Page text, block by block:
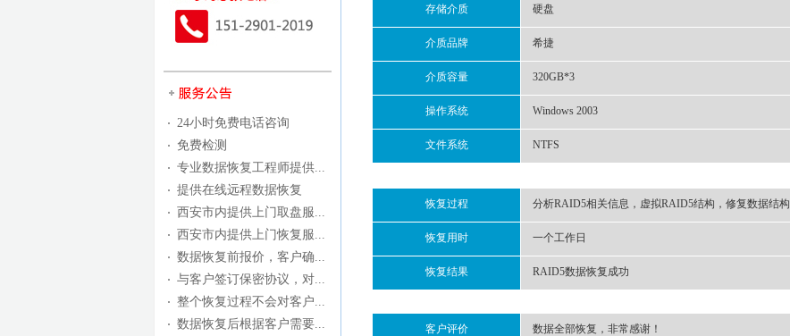
24小时免费电话咨询
免费检测
专业数据恢复工程师提供...
提供在线远程数据恢复
西安市内提供上门取盘服...
西安市内提供上门恢复服...
数据恢复前报价，客户确...
与客户签订保密协议，对...
整个恢复过程不会对客户...
数据恢复后根据客户需要...
存储介质 硬盘
介质品牌 希捷
介质容量 320GB*3
操作系统 Windows 2003
文件系统 NTFS
恢复过程 分析RAID5相关信息，虚拟RAID5结构，修复数据结构
恢复用时 一个工作日
恢复结果 RAID5数据恢复成功
客户评价 数据全部恢复，非常感谢！